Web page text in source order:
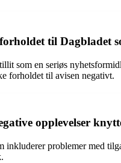
til Dagbladet
som en seriøs
forholdet til avisen negativt.
opplevelser
inkluderer problemer med